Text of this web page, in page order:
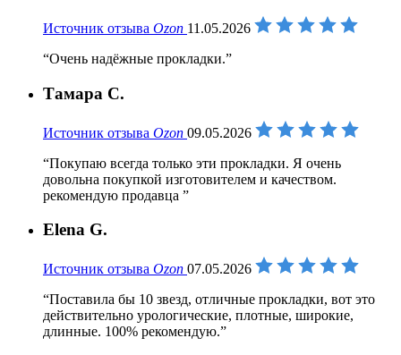
Источник отзыва Ozon 11.05.2026
Очень надёжные прокладки.
Тамара С.
Источник отзыва Ozon 09.05.2026
Покупаю всегда только эти прокладки. Я очень
довольна покупкой изготовителем и качеством.
рекомендую продавца
Elena G.
Источник отзыва Ozon 07.05.2026
Поставила бы 10 звезд, отличные прокладки, вот это
действительно урологические, плотные, широкие,
длинные. 100% рекомендую.